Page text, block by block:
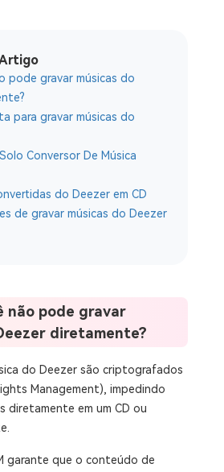
pode gravar músicas do
para gravar músicas do
Conversor De Música
do Deezer em CD
de gravar músicas do Deezer
não pode gravar
diretamente?
do Deezer são criptografados
Management), impedindo
diretamente em um CD ou
garante que o conteúdo de